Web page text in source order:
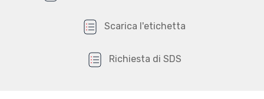
Scarica l'etichetta
Richiesta di SDS